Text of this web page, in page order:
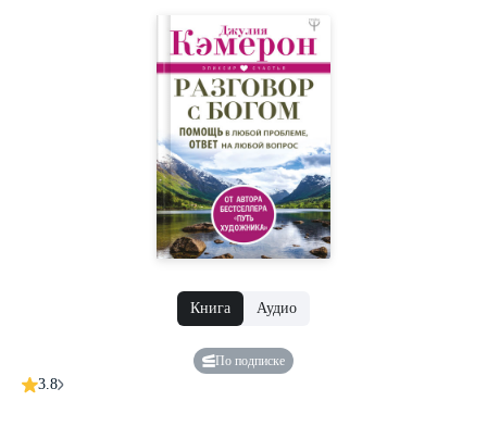
Книга Аудио
По подписке
3.8